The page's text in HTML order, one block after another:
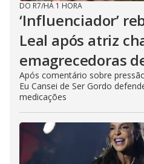
DO R7/HÁ 1 HORA
‘Influenciador’
Leal após atriz
emagrecedoras
Após comentário sobre
Eu Cansei de Ser Gordo
medicações